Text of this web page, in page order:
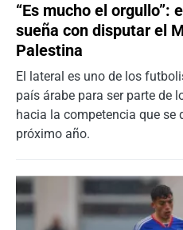
“Es mucho el orgullo”:
sueña con disputar el
Palestina
El lateral es uno de los
país árabe para ser parte de
hacia la competencia que se
próximo año.